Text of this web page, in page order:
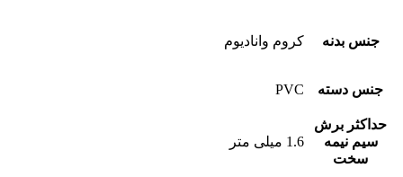
جنس بدنه کروم وانادیوم
جنس دسته PVC
حداکثر برش
سیم نیمه
سخت
1.6 میلی متر